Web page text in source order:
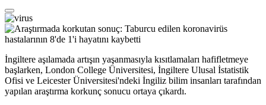
İngiltere aşılamada artışın yaşanmasıyla kısıtlamaları hafifletmeye
başlarken, London College Üniversitesi, İngiltere Ulusal İstatistik
Ofisi ve Leicester Üniversitesi'ndeki İngiliz bilim insanları tarafından
yapılan araştırma korkunç sonucu ortaya çıkardı.